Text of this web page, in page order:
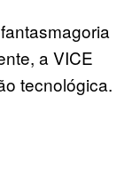
a VICE
tecnológica.